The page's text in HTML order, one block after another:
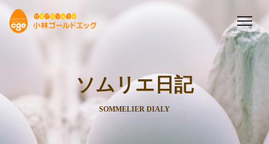
ソムリエ日記
SOMMELIER DIALY